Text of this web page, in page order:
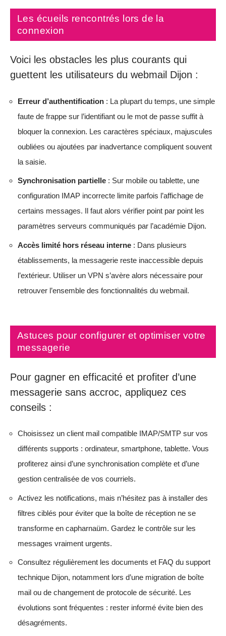
Les écueils rencontrés lors de la
connexion
Voici les obstacles les plus courants qui
guettent les utilisateurs du webmail Dijon :
Erreur d’authentification : La plupart du temps, une simple
faute de frappe sur l’identifiant ou le mot de passe suffit à
bloquer la connexion. Les caractères spéciaux, majuscules
oubliées ou ajoutées par inadvertance compliquent souvent
la saisie.
Synchronisation partielle : Sur mobile ou tablette, une
configuration IMAP incorrecte limite parfois l’affichage de
certains messages. Il faut alors vérifier point par point les
paramètres serveurs communiqués par l’académie Dijon.
Accès limité hors réseau interne : Dans plusieurs
établissements, la messagerie reste inaccessible depuis
l’extérieur. Utiliser un VPN s’avère alors nécessaire pour
retrouver l’ensemble des fonctionnalités du webmail.
Astuces pour configurer et optimiser votre
messagerie
Pour gagner en efficacité et profiter d’une
messagerie sans accroc, appliquez ces
conseils :
Choisissez un client mail compatible IMAP/SMTP sur vos
différents supports : ordinateur, smartphone, tablette. Vous
profiterez ainsi d’une synchronisation complète et d’une
gestion centralisée de vos courriels.
Activez les notifications, mais n’hésitez pas à installer des
filtres ciblés pour éviter que la boîte de réception ne se
transforme en capharnaüm. Gardez le contrôle sur les
messages vraiment urgents.
Consultez régulièrement les documents et FAQ du support
technique Dijon, notamment lors d’une migration de boîte
mail ou de changement de protocole de sécurité. Les
évolutions sont fréquentes : rester informé évite bien des
désagréments.